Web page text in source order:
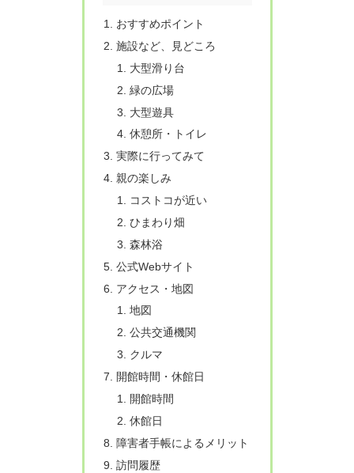
おすすめポイント
施設など、見どころ
大型滑り台
緑の広場
大型遊具
休憩所・トイレ
実際に行ってみて
親の楽しみ
コストコが近い
ひまわり畑
森林浴
公式Webサイト
アクセス・地図
地図
公共交通機関
クルマ
開館時間・休館日
開館時間
休館日
障害者手帳によるメリット
訪問履歴